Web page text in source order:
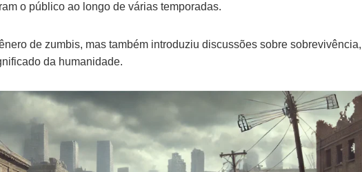
o público ao longo de várias temporadas.
de zumbis, mas também introduziu discussões sobre sobrevivência,
da humanidade.